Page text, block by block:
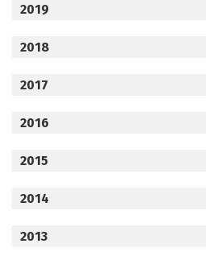
2019
2018
2017
2016
2015
2014
2013